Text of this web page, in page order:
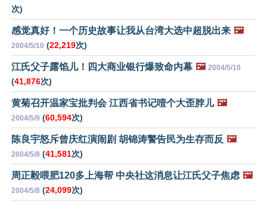
次)
感觉真好！一个历史故事让我从台湾大选中超脱出来 🖼️
2004/5/10 (22,219次)
江氏父子露馅儿！四大商业银行爆致命内幕 🖼️ 2004/5/10
(41,876次)
黄菊召开温家宝批判会 江西省书记噎个大歪脖儿 🖼️
2004/5/9 (60,594次)
陈良宇怒斥曾庆红演闹剧 胡锦涛警告民为生存而反 🖼️
2004/5/8 (41,581次)
周正毅喂肥120多上海帮 中央社这消息让江氏父子焦虑 🖼️
2004/5/8 (24,099次)